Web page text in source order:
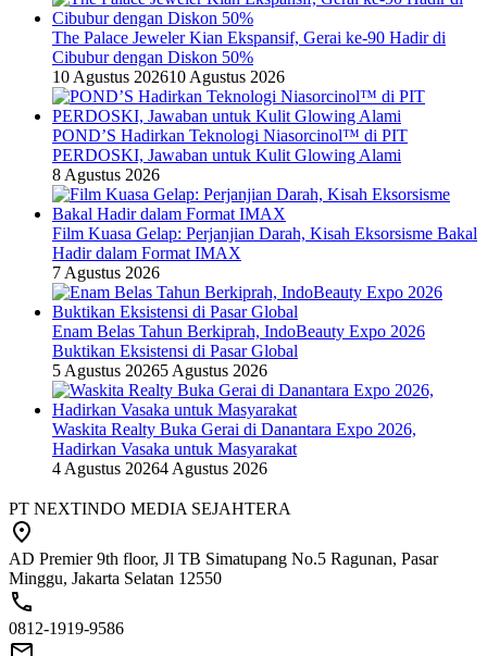
The Palace Jeweler Kian Ekspansif, Gerai ke-90 Hadir di
Cibubur dengan Diskon 50%
10 Agustus 202610 Agustus 2026
POND’S Hadirkan Teknologi Niasorcinol™ di PIT
PERDOSKI, Jawaban untuk Kulit Glowing Alami
8 Agustus 2026
Film Kuasa Gelap: Perjanjian Darah, Kisah Eksorsisme Bakal
Hadir dalam Format IMAX
7 Agustus 2026
Enam Belas Tahun Berkiprah, IndoBeauty Expo 2026
Buktikan Eksistensi di Pasar Global
5 Agustus 20265 Agustus 2026
Waskita Realty Buka Gerai di Danantara Expo 2026,
Hadirkan Vasaka untuk Masyarakat
4 Agustus 20264 Agustus 2026
PT NEXTINDO MEDIA SEJAHTERA
AD Premier 9th floor, Jl TB Simatupang No.5 Ragunan, Pasar
Minggu, Jakarta Selatan 12550
0812-1919-9586